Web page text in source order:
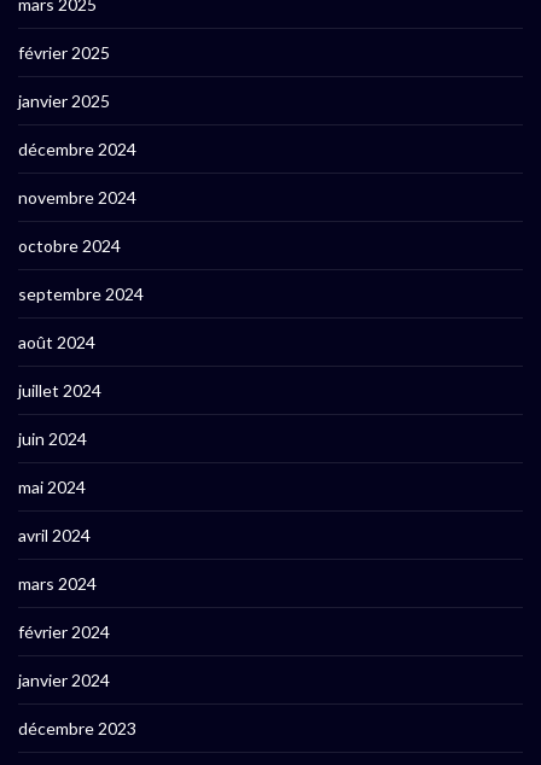
mars 2025
février 2025
janvier 2025
décembre 2024
novembre 2024
octobre 2024
septembre 2024
août 2024
juillet 2024
juin 2024
mai 2024
avril 2024
mars 2024
février 2024
janvier 2024
décembre 2023